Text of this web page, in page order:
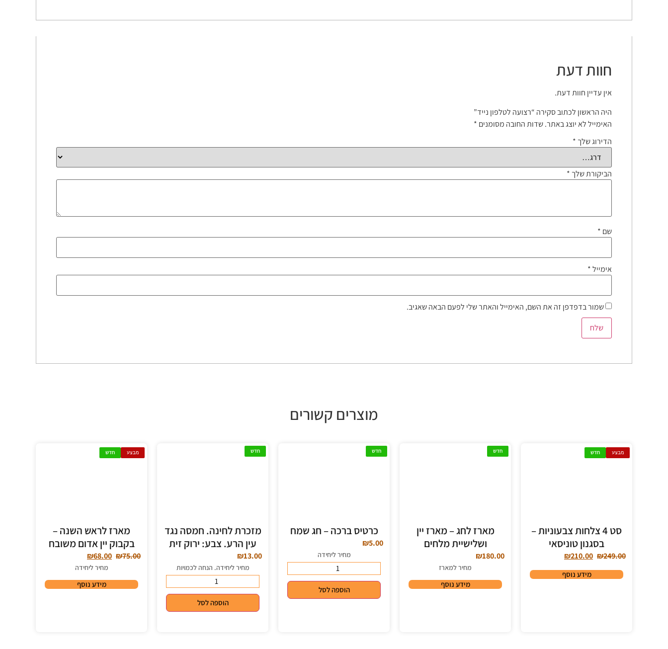
חוות דעת
אין עדיין חוות דעת.
היה הראשון לכתוב סקירה “רצועה לטלפון נייד”
האימייל לא יוצג באתר.שדות החובה מסומנים *
הדירוג שלך *
הביקורת שלך *
שם *
אימייל*
שמור בדפדפן זה את השם, האימייל והאתר שלי לפעם הבאה שאגיב.
מוצרים קשורים
מבצע חדש
סט 4 צלחות צבעוניות –
בסגנון טוניסאי
₪249.00
₪210.00
מידע נוסף
חדש
מארז לחג – מארז יין
ושלישיית מלחים
₪180.00
מחיר למארז
מידע נוסף
חדש
כרטיס ברכה – חג שמח
₪5.00
מחיר ליחידה
הוספה לסל
חדש
מזכרת לחינה. חמסה נגד
עין הרע. צבע: ירוק זית
₪13.00
מחיר ליחידה. הנחה לכמויות
הוספה לסל
מבצע חדש
מארז לראש השנה –
בקבוק יין אדום משובח
₪75.00
₪68.00
מחיר ליחידה
מידע נוסף